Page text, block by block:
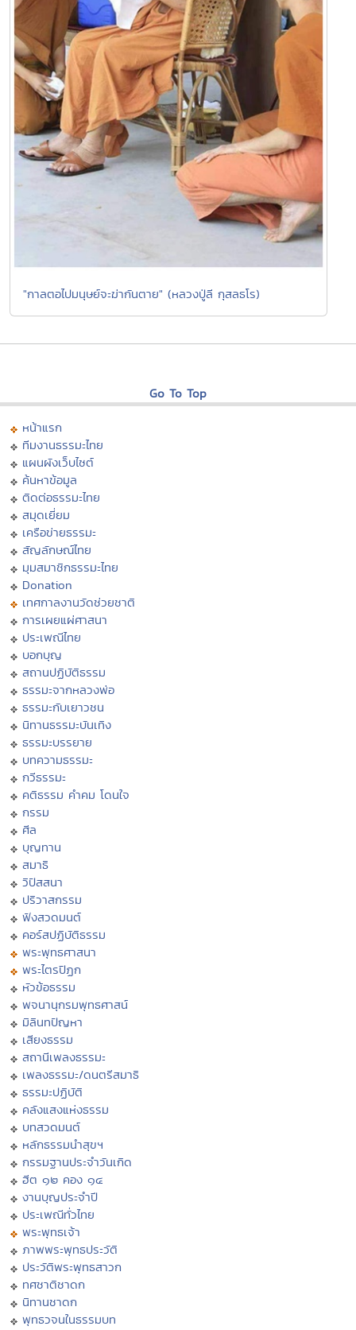
"กาลตอไปมนุษย์จะฆ่ากันตาย" (หลวงปู่ลี กุสลธโร)
Go To Top
หน้าแรก
ทีมงานธรรมะไทย
แผนผังเว็บไซต์
ค้นหาข้อมูล
ติดต่อธรรมะไทย
สมุดเยี่ยม
เครือข่ายธรรมะ
สัญลักษณ์ไทย
มุมสมาชิกธรรมะไทย
Donation
เทศกาลงานวัดช่วยชาติ
การเผยแผ่ศาสนา
ประเพณีไทย
บอกบุญ
สถานปฏิบัติธรรม
ธรรมะจากหลวงพ่อ
ธรรมะกับเยาวชน
นิทานธรรมะบันเทิง
ธรรมะบรรยาย
บทความธรรมะ
กวีธรรมะ
คติธรรม คำคม โดนใจ
กรรม
ศีล
บุญทาน
สมาธิ
วิปัสสนา
ปริวาสกรรม
ฟังสวดมนต์
คอร์สปฏิบัติธรรม
พระพุทธศาสนา
พระไตรปิฏก
หัวข้อธรรม
พจนานุกรมพุทธศาสน์
มิลินทปัญหา
เสียงธรรม
สถานีเพลงธรรมะ
เพลงธรรมะ/ดนตรีสมาธิ
ธรรมะปฏิบัติ
คลังแสงแห่งธรรม
บทสวดมนต์
หลักธรรมนำสุขฯ
กรรมฐานประจำวันเกิด
ฮีต ๑๒ คอง ๑๔
งานบุญประจำปี
ประเพณีทั่วไทย
พระพุทธเจ้า
ภาพพระพุทธประวัติ
ประวัติพระพุทธสาวก
ทศชาติชาดก
นิทานชาดก
พุทธวจนในธรรมบท